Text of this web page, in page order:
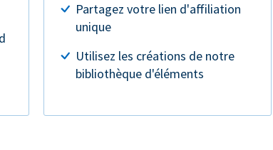
Partagez votre lien d'affiliation
unique
Utilisez les créations de notre
bibliothèque d'éléments